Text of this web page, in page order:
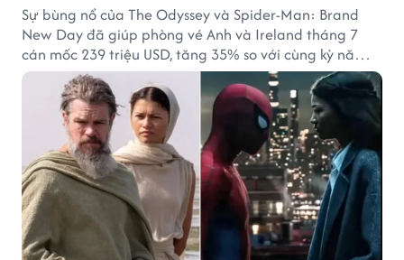
Sự bùng nổ của The Odyssey và Spider-Man: Brand
New Day đã giúp phòng vé Anh và Ireland tháng 7
cán mốc 239 triệu USD, tăng 35% so với cùng kỳ năm
ngoái.